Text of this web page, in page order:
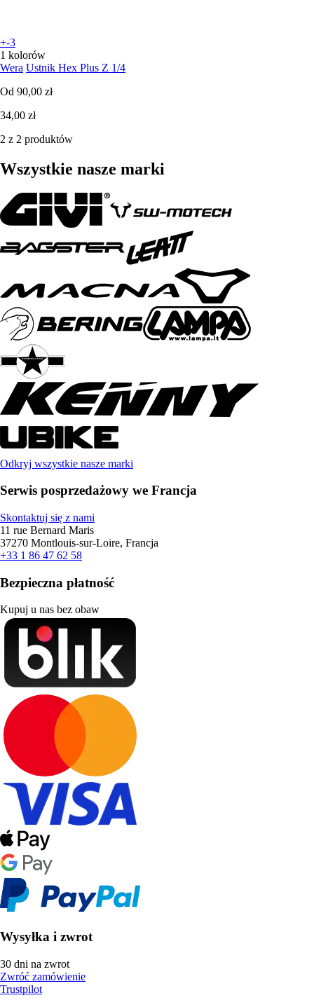
+-3
1 kolorów
Wera Ustnik Hex Plus Z 1/4
Od 90,00 zł
34,00 zł
2 z 2 produktów
Wszystkie nasze marki
Odkryj wszystkie nasze marki
Serwis posprzedażowy we Francja
Skontaktuj się z nami
11 rue Bernard Maris
37270 Montlouis-sur-Loire, Francja
+33 1 86 47 62 58
Bezpieczna płatność
Kupuj u nas bez obaw
Wysyłka i zwrot
30 dni na zwrot
Zwróć zamówienie
Trustpilot